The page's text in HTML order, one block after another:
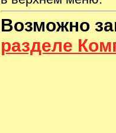
Возможно
разделе